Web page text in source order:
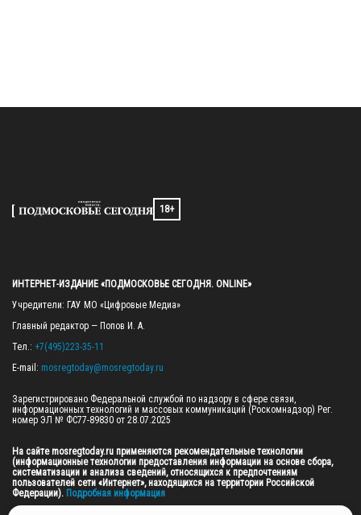
18+
ИНТЕРНЕТ-ИЗДАНИЕ «ПОДМОСКОВЬЕ СЕГОДНЯ. ONLINE»
Учредители: ГАУ МО «Цифровые Медиа»
Главный редактор — Попов И. А.
Тел.: +7(495)223-35-11
E-mail: mosregtoday@mosregtoday.ru
Зарегистрировано Федеральной службой по надзору в сфере связи,
информационных технологий и массовых коммуникаций (Роскомнадзор) Рег.
номер ЭЛ № ФС77-89830 от 28.07.2025
На сайте mosregtoday.ru применяются рекомендательные технологии
(информационные технологии предоставления информации на основе сбора,
систематизации и анализа сведений, относящихся к предпочтениям
пользователей сети «Интернет», находящихся на территории Российской
Федерации). Подробная информация